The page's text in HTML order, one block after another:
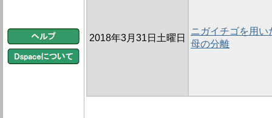
2018年3月31日土曜日
ニガイチゴを用
母の分離